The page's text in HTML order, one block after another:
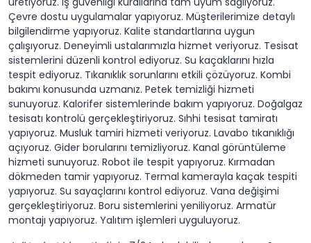
Çevre dostu uygulamalar yapıyoruz. Müşterilerimize detaylı
bilgilendirme yapıyoruz. Kalite standartlarına uygun
çalışıyoruz. Deneyimli ustalarımızla hizmet veriyoruz. Tesisat
sistemlerini düzenli kontrol ediyoruz. Su kaçaklarını hızla
tespit ediyoruz. Tıkanıklık sorunlarını etkili çözüyoruz. Kombi
bakımı konusunda uzmanız. Petek temizliği hizmeti
sunuyoruz. Kalorifer sistemlerinde bakım yapıyoruz. Doğalgaz
tesisatı kontrolü gerçekleştiriyoruz. Sıhhi tesisat tamiratı
yapıyoruz. Musluk tamiri hizmeti veriyoruz. Lavabo tıkanıklığı
açıyoruz. Gider borularını temizliyoruz. Kanal görüntüleme
hizmeti sunuyoruz. Robot ile tespit yapıyoruz. Kırmadan
dökmeden tamir yapıyoruz. Termal kamerayla kaçak tespiti
yapıyoruz. Su sayaçlarını kontrol ediyoruz. Vana değişimi
gerçekleştiriyoruz. Boru sistemlerini yeniliyoruz. Armatür
montajı yapıyoruz. Yalıtım işlemleri uyguluyoruz.